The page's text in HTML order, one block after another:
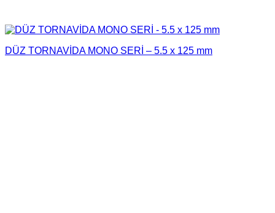
DÜZ TORNAVİDA MONO SERİ – 5.5 x 125 mm